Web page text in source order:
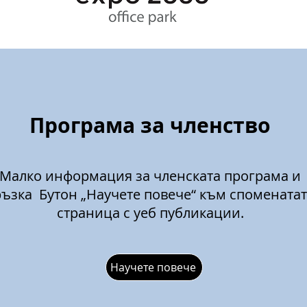
Програма за членство
Малко информация за членската програма и
Бутон „Научете повече“ към
страница с уеб публикации.
Научете повече